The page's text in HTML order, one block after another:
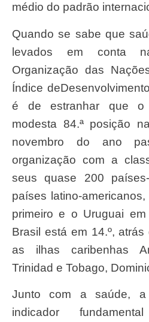
médio do padrão
Quando se sabe que saúde é um dos fatores
levados em conta
Organização das
Índice
é de estranhar que o
modesta 84.ª posição
novembro do ano
organização com a
seus quase 200
países latino-
primeiro e o Uruguai
Brasil está em 14.º, atrás
as ilhas caribenhas
Trinidad e Tobago,
Junto com a saúde, a educação é outro
indicador